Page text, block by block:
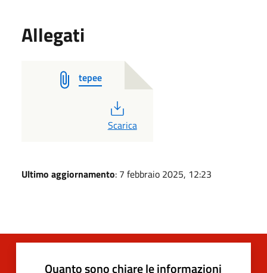
Allegati
tepee
PDF
Scarica
Ultimo aggiornamento: 7 febbraio 2025, 12:23
Quanto sono chiare le informazioni